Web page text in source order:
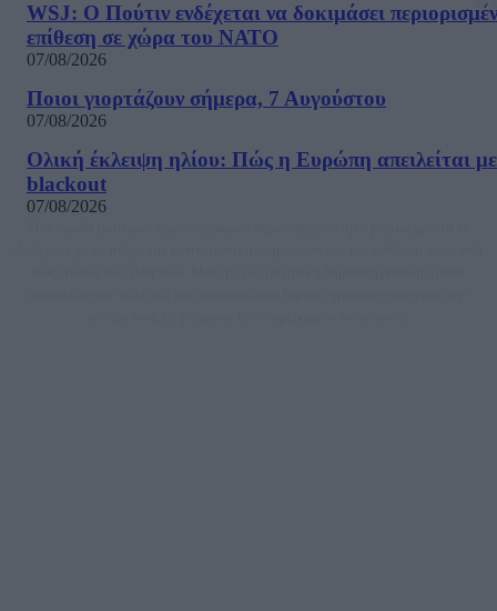
WSJ: Ο Πούτιν ενδέχεται να δοκιμάσει
επίθεση σε χώρα του ΝΑΤΟ
07/08/2026
Ποιοι γιορτάζουν σήμερα, 7 Αυγούστου
07/08/2026
Ολική έκλειψη ηλίου: Πώς η Ευρώπη απειλείται με
blackout
07/08/2026